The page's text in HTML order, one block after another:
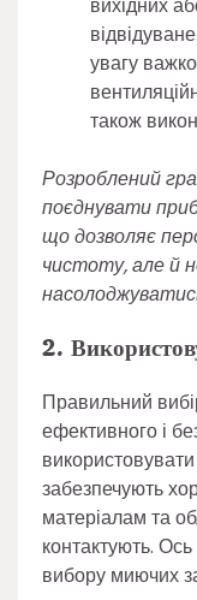
вихідних
увагу
також
Розроблений
поєднувати
що дозволяє
чистоту, але й
2.
Правильний
ефективного і
використовувати
забезпечують
матеріалам та
контактують.
вибору миючих